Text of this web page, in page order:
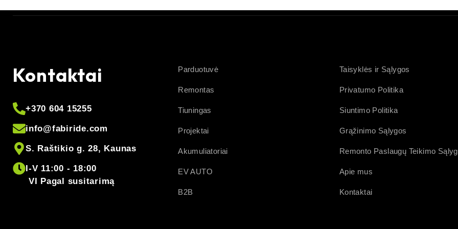
Kontaktai
+370 604 15255
info@fabiride.com
S. Raštikio g. 28, Kaunas
I-V 11:00 - 18:00
VI Pagal susitarimą
Parduotuvė
Remontas
Tiuningas
Projektai
Akumuliatoriai
EV AUTO
B2B
Taisyklės ir Sąlygos
Privatumo Politika
Siuntimo Politika
Grąžinimo Sąlygos
Remonto Paslaugų Teikimo
Apie mus
Kontaktai